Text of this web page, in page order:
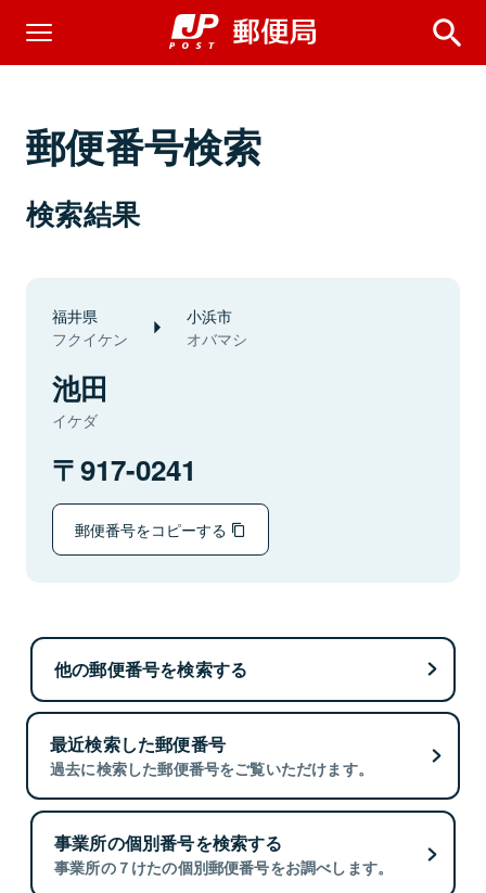
郵便番号検索
検索結果
福井県
フクイケン
小浜市
オバマシ
池田
イケダ
917-0241
郵便番号をコピーする
他の郵便番号を検索する
最近検索した郵便番号
過去に検索した郵便番号をご覧いただけます。
事業所の個別番号を検索する
事業所の７けたの個別郵便番号をお調べします。